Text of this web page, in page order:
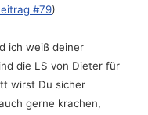
#79)
ich weiß deiner
die LS von Dieter für
wirst Du sicher
gerne krachen,